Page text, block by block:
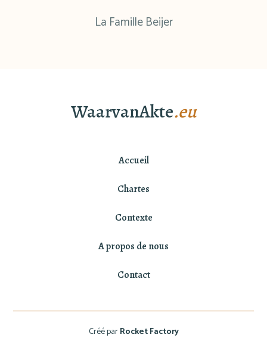
La Famille Beijer
WaarvanAkte.eu
Accueil
Chartes
Contexte
A propos de nous
Contact
Créé parRocket Factory